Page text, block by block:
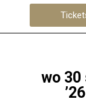
wo 30
’26